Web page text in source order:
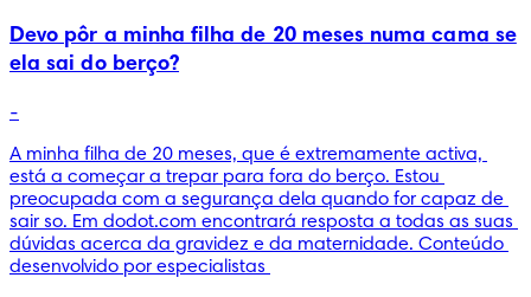
Devo pôr a minha filha de 20 meses numa cama se
ela sai do berço?
-
A minha filha de 20 meses, que é extremamente activa,
está a começar a trepar para fora do berço. Estou
preocupada com a segurança dela quando for capaz de
sair so. Em dodot.com encontrará resposta a todas as suas
dúvidas acerca da gravidez e da maternidade. Conteúdo
desenvolvido por especialistas